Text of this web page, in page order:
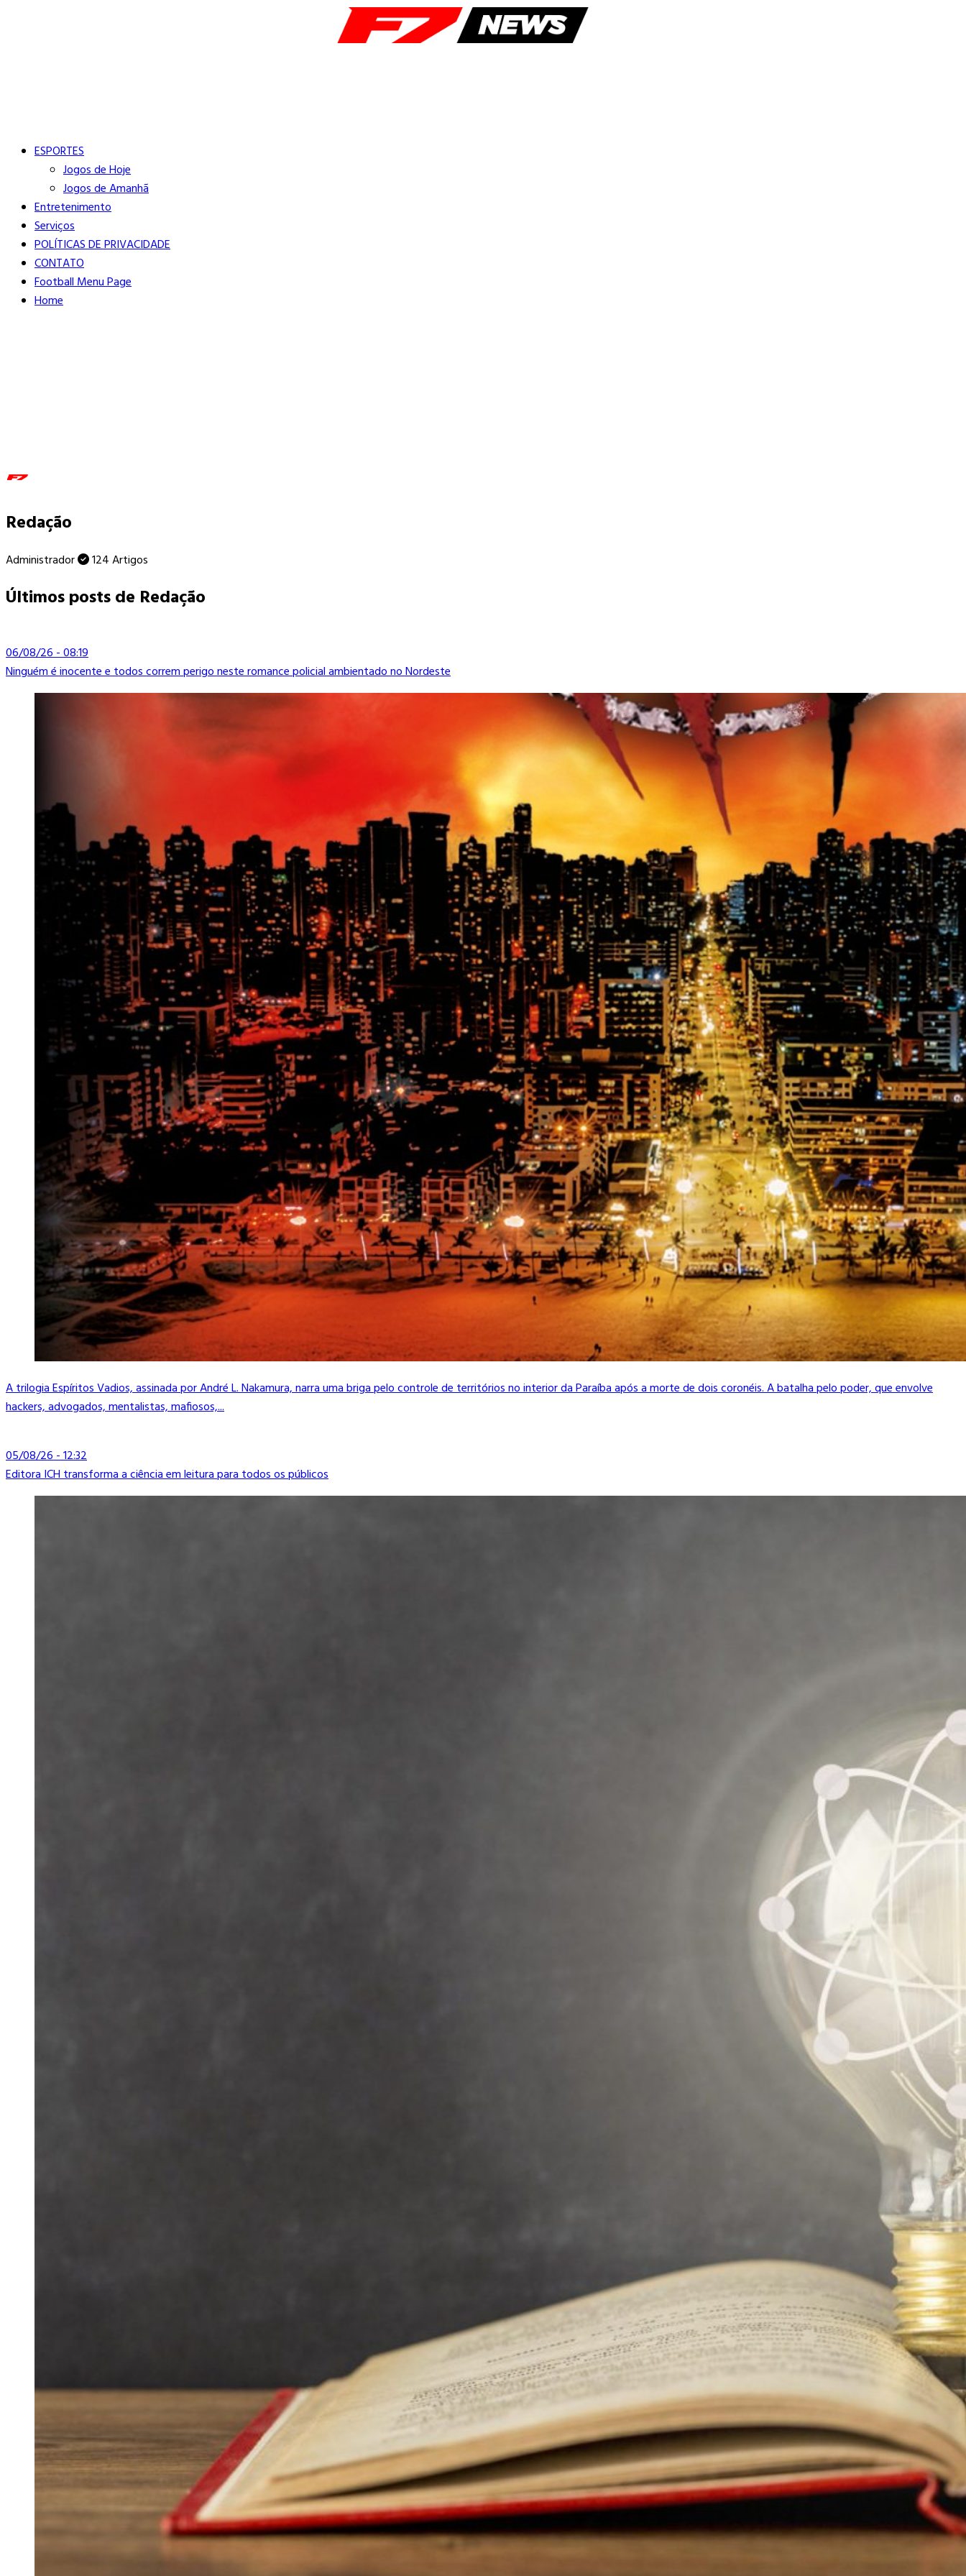
ESPORTES
Jogos de Hoje
Jogos de Amanhã
Entretenimento
Serviços
POLÍTICAS DE PRIVACIDADE
CONTATO
Football Menu Page
Home
Redação
Administrador 124 Artigos
Últimos posts de Redação
06/08/26 - 08:19
Ninguém é inocente e todos correm perigo neste romance policial ambientado no Nordeste
A trilogia Espíritos Vadios, assinada por André L. Nakamura, narra uma briga pelo controle de territórios no interior da Paraíba após a morte de dois coronéis. A batalha pelo poder, que envolve
hackers, advogados, mentalistas, mafiosos,...
05/08/26 - 12:32
Editora ICH transforma a ciência em leitura para todos os públicos